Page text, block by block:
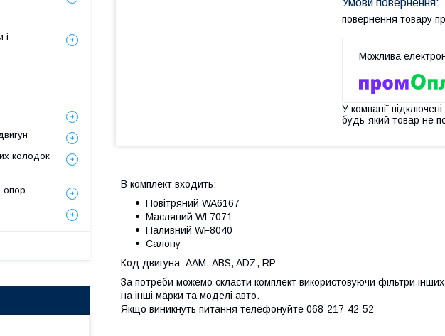
повернення товару
У компанії
будь-який товар не
В комплект входить:
Повітряний WA6167
Масляний WL7071
Паливний WF8040
Салону
Код двигуна: AAM, ABS, ADZ, RP
За потреби можемо скласти комплект використовуючи фільтри
на інші марки та моделі авто.
Якщо виникнуть питання телефонуйте 068-217-42-52
і
колодок
опор